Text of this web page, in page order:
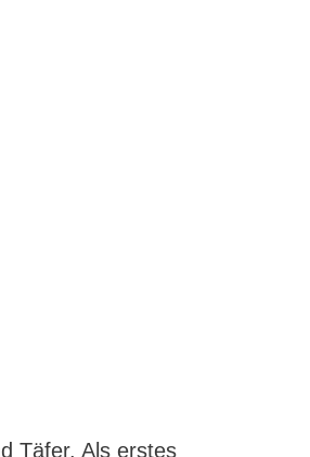
Täfer. Als erstes